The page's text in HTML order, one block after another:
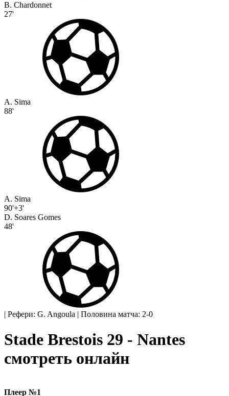
B. Chardonnet
27'
A. Sima
88'
A. Sima
90'+3'
D. Soares Gomes
48'
| Рефери: G. Angoula | Половина матча: 2-0
Stade Brestois 29 - Nantes
смотреть онлайн
Плеер №1